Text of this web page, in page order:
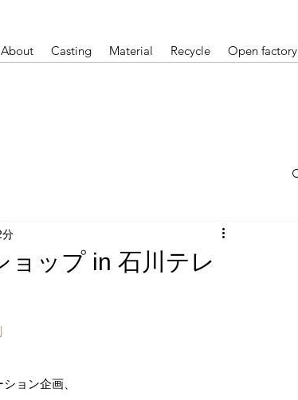
About Casting Material Recycle Open factory
ョップ in 石川テレ
分
ョン企画、